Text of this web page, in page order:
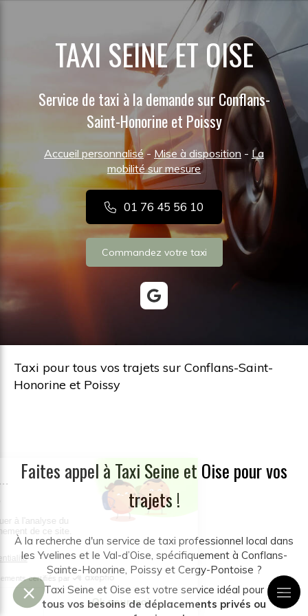
TAXI SEINE ET OISE
Service de taxi à la demande sur Conflans-
Saint-Honorine et Poissy
Accueil personnalisé- Mise à disposition - La
mobilité sur mesure
01 76 45 56 10
Commandez votre taxi
Taxi pour tous vos trajets sur Conflans-Saint-
Honorine et Poissy
Faites appel à Taxi Seine et Oise pour vos
trajets !
À la recherche d'un service de taxi professionnel local dans
les Yvelines et le Val-d’Oise, spécifiquement à Conflans-
Sainte-Honorine, Poissy et Cergy-Pontoise ?
Taxi Seine et Oise est votre service idéal pour
tous vos besoins de déplacements privés ou